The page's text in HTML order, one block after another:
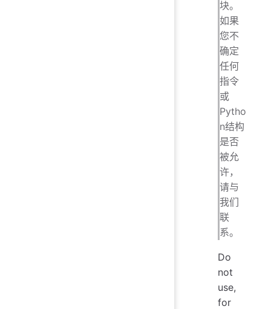
块。
如果
您不
确定
任何
指令
或
Pytho
n结构
是否
被允
许，
请与
我们
联
系。
Do
not
use,
for